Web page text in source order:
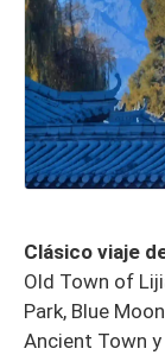
Clásico viaje
Old Town of
Park, Blue
Ancient Town